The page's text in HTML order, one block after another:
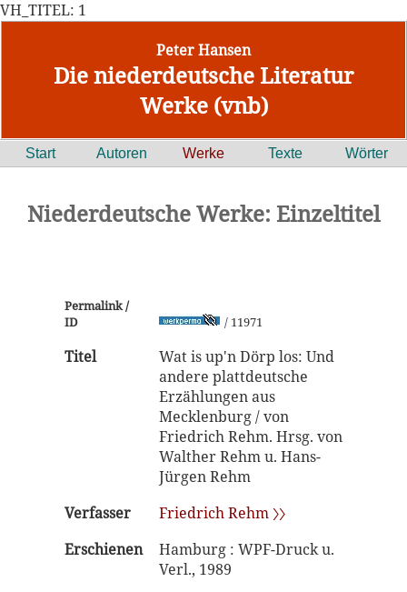
VH_TITEL: 1
Peter Hansen
Die niederdeutsche Literatur
Werke (vnb)
Start Autoren Werke Texte Wörter
Niederdeutsche Werke: Einzeltitel
Permalink /
ID
/ 11971
Titel
Wat is up'n Dörp los: Und
andere plattdeutsche
Erzählungen aus
Mecklenburg / von
Friedrich Rehm. Hrsg. von
Walther Rehm u. Hans-
Jürgen Rehm
Verfasser
Friedrich Rehm 〉〉
Erschienen
Hamburg : WPF-Druck u.
Verl., 1989